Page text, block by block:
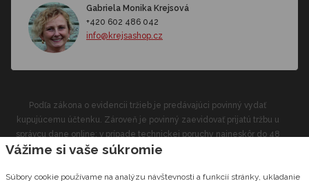
Gabriela Monika Krejsová
+420 602 486 042
info@krejsashop.cz
Podľa zákona o evidencii tržieb je predávajúci povinný vydať
kupujúcemu účtenku. Zároveň je povinný zaevidovať prijatú tržbu u
správcu dane online; v prípade technickej poruchy najneskôr do 48
hodín.
Vážime si vaše súkromie
Súbory cookie používame na analýzu návštevnosti a funkcií stránky, ukladanie